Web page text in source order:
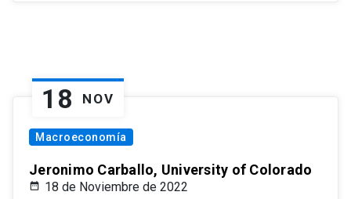
18 NOV
Macroeconomía
Jeronimo Carballo, University of Colorado
18 de Noviembre de 2022